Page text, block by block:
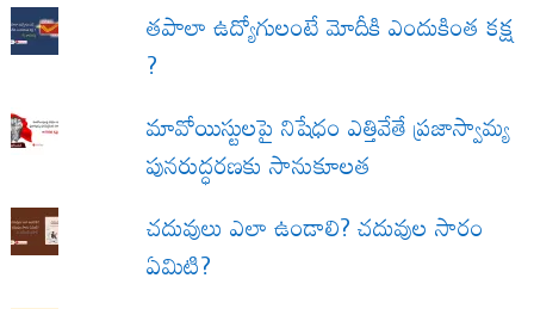
త‌పాలా ఉద్యోగులంటే మోదీకి ఎందుకింత కక్ష
?
మావోయిస్టులపై నిషేధం ఎత్తివేతే ప్రజాస్వామ్య
పునరుద్ధరణకు సానుకూలత
చదువులు ఎలా ఉండాలి? చదువుల సారం
ఏమిటి?